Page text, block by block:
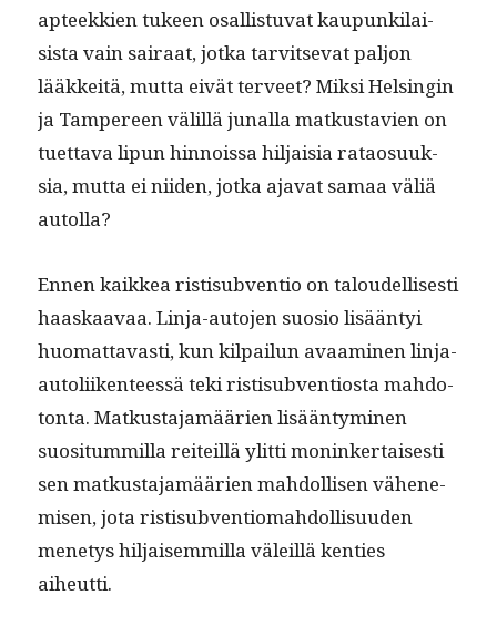
apteekkien tukeen osal­lis­tu­vat kaupunki­lai­
sista vain sairaat, jot­ka tarvit­se­vat paljon
lääkkeitä, mut­ta eivät ter­veet? Mik­si Helsin­gin
ja Tam­pereen välil­lä junal­la matkus­tavien on
tuet­ta­va lipun hin­nois­sa hil­jaisia ratao­suuk­
sia, mut­ta ei niiden, jot­ka aja­vat samaa väliä
autolla?
Ennen kaikkea ris­tisub­ven­tio on taloudel­lis­es­ti
haaskaavaa. Lin­ja-auto­jen suo­sio lisään­tyi
huo­mat­tavasti, kun kil­pailun avaami­nen lin­ja-
autoli­iken­teessä teki ris­tisub­ven­tios­ta mah­do­
ton­ta. Matkus­ta­jamäärien lisään­tymi­nen
suosi­tum­mil­la reit­eil­lä ylit­ti moninker­tais­es­ti
sen matkus­ta­jamäärien mah­dol­lisen vähen­e­
misen, jota ris­tisub­ven­tiom­ah­dol­lisu­u­den
mene­tys hil­jaisem­mil­la väleil­lä ken­ties
aiheutti.